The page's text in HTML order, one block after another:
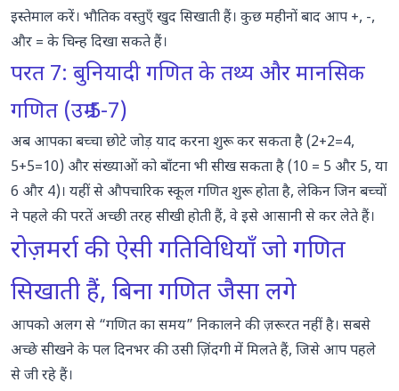
इस्तेमाल करें। भौतिक वस्तुएँ खुद सिखाती हैं। कुछ महीनों बाद आप +, -,
और = के चिन्ह दिखा सकते हैं।
परत 7: बुनियादी गणित के तथ्य और मानसिक
गणित (उम्र 5-7)
अब आपका बच्चा छोटे जोड़ याद करना शुरू कर सकता है (2+2=4,
5+5=10) और संख्याओं को बाँटना भी सीख सकता है (10 = 5 और 5, या
6 और 4)। यहीं से औपचारिक स्कूल गणित शुरू होता है, लेकिन जिन बच्चों
ने पहले की परतें अच्छी तरह सीखी होती हैं, वे इसे आसानी से कर लेते हैं।
रोज़मर्रा की ऐसी गतिविधियाँ जो गणित
सिखाती हैं, बिना गणित जैसा लगे
आपको अलग से “गणित का समय” निकालने की ज़रूरत नहीं है। सबसे
अच्छे सीखने के पल दिनभर की उसी ज़िंदगी में मिलते हैं, जिसे आप पहले
से जी रहे हैं।